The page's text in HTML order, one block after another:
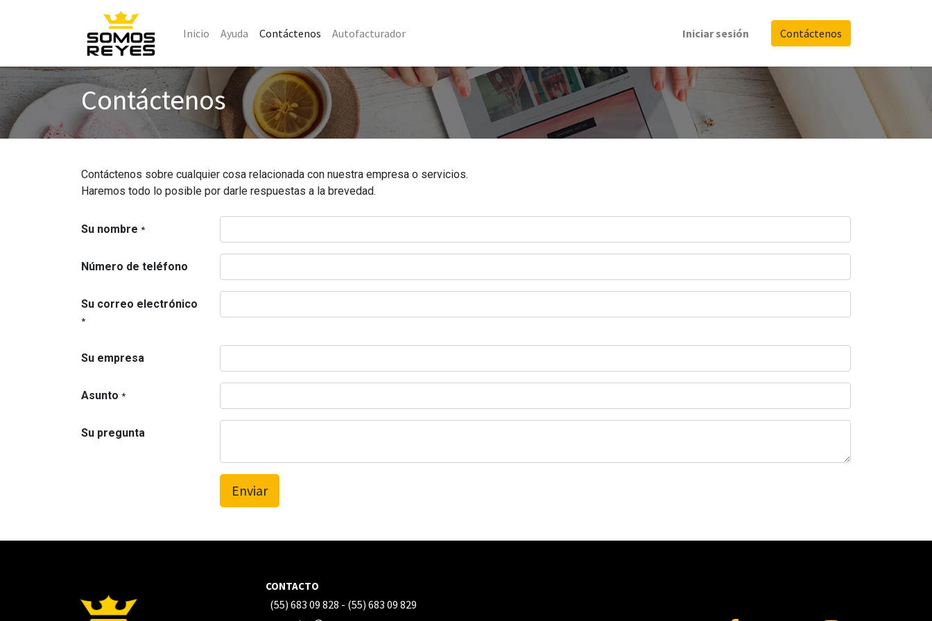
Inicio Ayuda Contáctenos Autofacturador Iniciar sesión Contáctenos
Contáctenos
Contáctenos sobre cualquier cosa relacionada con nuestra empresa o servicios.
Haremos todo lo posible por darle respuestas a la brevedad.
Su nombre *
Número de teléfono
Su correo electrónico
*
Su empresa
Asunto *
Su pregunta
Enviar
CONTACTO
(55) 683 09 828 - (55) 683 09 829